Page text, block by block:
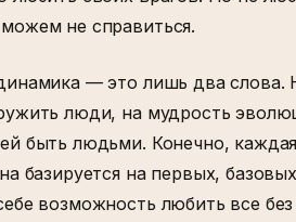
не справиться.
— это лишь два слова.
люди, на мудрость
быть людьми. Конечно,
базируется на первых,
возможность любить все